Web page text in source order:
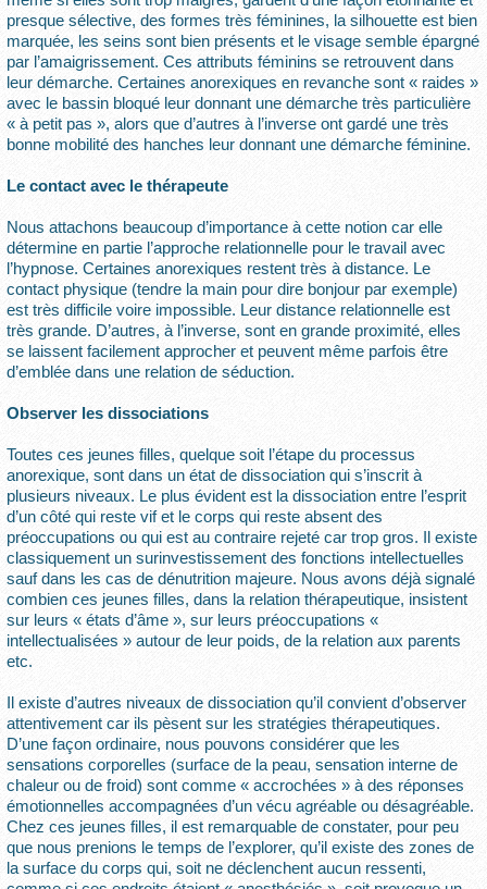
presque sélective, des formes très féminines, la silhouette est bien
marquée, les seins sont bien présents et le visage semble épargné
par l’amaigrissement. Ces attributs féminins se retrouvent dans
leur démarche. Certaines anorexiques en revanche sont « raides »
avec le bassin bloqué leur donnant une démarche très particulière
« à petit pas », alors que d’autres à l’inverse ont gardé une très
bonne mobilité des hanches leur donnant une démarche féminine.
Le contact avec le thérapeute
Nous attachons beaucoup d’importance à cette notion car elle
détermine en partie l’approche relationnelle pour le travail avec
l’hypnose. Certaines anorexiques restent très à distance. Le
contact physique (tendre la main pour dire bonjour par exemple)
est très difficile voire impossible. Leur distance relationnelle est
très grande. D’autres, à l’inverse, sont en grande proximité, elles
se laissent facilement approcher et peuvent même parfois être
d’emblée dans une relation de séduction.
Observer les dissociations
Toutes ces jeunes filles, quelque soit l’étape du processus
anorexique, sont dans un état de dissociation qui s’inscrit à
plusieurs niveaux. Le plus évident est la dissociation entre l’esprit
d’un côté qui reste vif et le corps qui reste absent des
préoccupations ou qui est au contraire rejeté car trop gros. Il existe
classiquement un surinvestissement des fonctions intellectuelles
sauf dans les cas de dénutrition majeure. Nous avons déjà signalé
combien ces jeunes filles, dans la relation thérapeutique, insistent
sur leurs « états d’âme », sur leurs préoccupations «
intellectualisées » autour de leur poids, de la relation aux parents
etc.
Il existe d’autres niveaux de dissociation qu’il convient d’observer
attentivement car ils pèsent sur les stratégies thérapeutiques.
D’une façon ordinaire, nous pouvons considérer que les
sensations corporelles (surface de la peau, sensation interne de
chaleur ou de froid) sont comme « accrochées » à des réponses
émotionnelles accompagnées d’un vécu agréable ou désagréable.
Chez ces jeunes filles, il est remarquable de constater, pour peu
que nous prenions le temps de l’explorer, qu’il existe des zones de
la surface du corps qui, soit ne déclenchent aucun ressenti,